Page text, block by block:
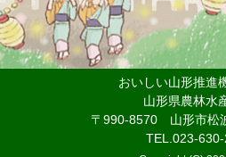
おいしい山形推進
山形県農林水
〒990-8570 山形市松
TEL.023-